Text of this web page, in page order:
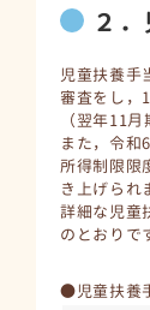
２
児童扶養手
審査をし，
（翌年11
また，令和
所得制限限
き上げられ
詳細な児童
のとおりで
●児童扶養